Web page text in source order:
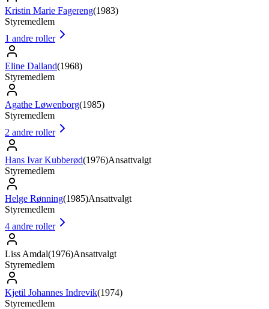
Kristin Marie Fagereng(1983)
Styremedlem
1 andre roller
Eline Dalland(1968)
Styremedlem
Agathe Løwenborg(1985)
Styremedlem
2 andre roller
Hans Ivar Kubberød(1976)Ansattvalgt
Styremedlem
Helge Rønning(1985)Ansattvalgt
Styremedlem
4 andre roller
Liss Amdal(1976)Ansattvalgt
Styremedlem
Kjetil Johannes Indrevik(1974)
Styremedlem